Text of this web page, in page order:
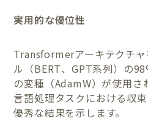
実用的な優位性
Transformerアーキテクチ
ル（BERT、GPT系列）の
の変種（AdamW）が使用さ
言語処理タスクにおける収
優秀な結果を示します。